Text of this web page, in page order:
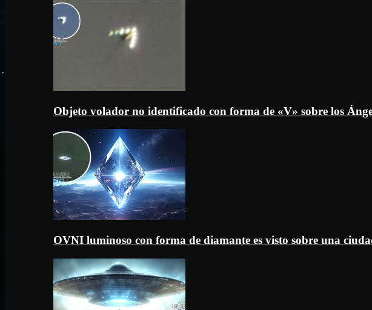
Objeto volador no identificado con forma de «V» sobre los
OVNI luminoso con forma de diamante es visto sobre una